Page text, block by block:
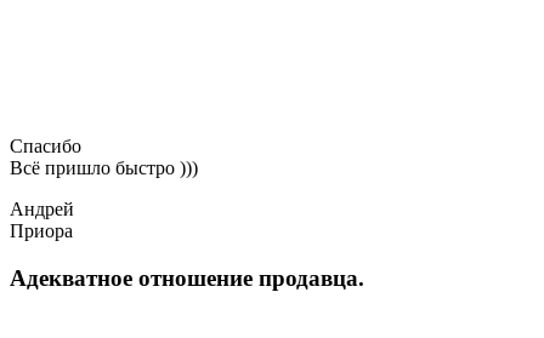
Спасибо
Всё пришло быстро )))
Андрей
Приора
Адекватное отношение продавца.